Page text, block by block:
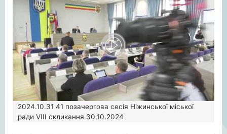
2024.10.31 41 позачергова сесія Ніжинської міської
ради VIII скликання 30.10.2024